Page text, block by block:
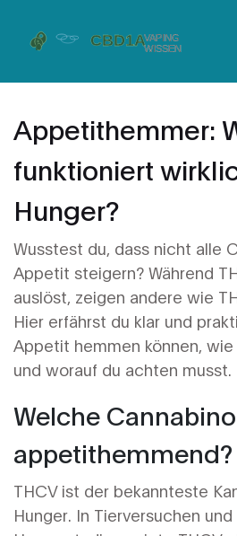
Appetithemmer:
funktioniert
Hunger?
Wusstest du, dass nicht alle
Appetit steigern? Während
auslöst, zeigen andere wie
Hier erfährst du klar und
Appetit hemmen können,
und worauf du achten musst.
Welche
appetithemmend?
THCV ist der bekannteste
Hunger. In Tierversuchen